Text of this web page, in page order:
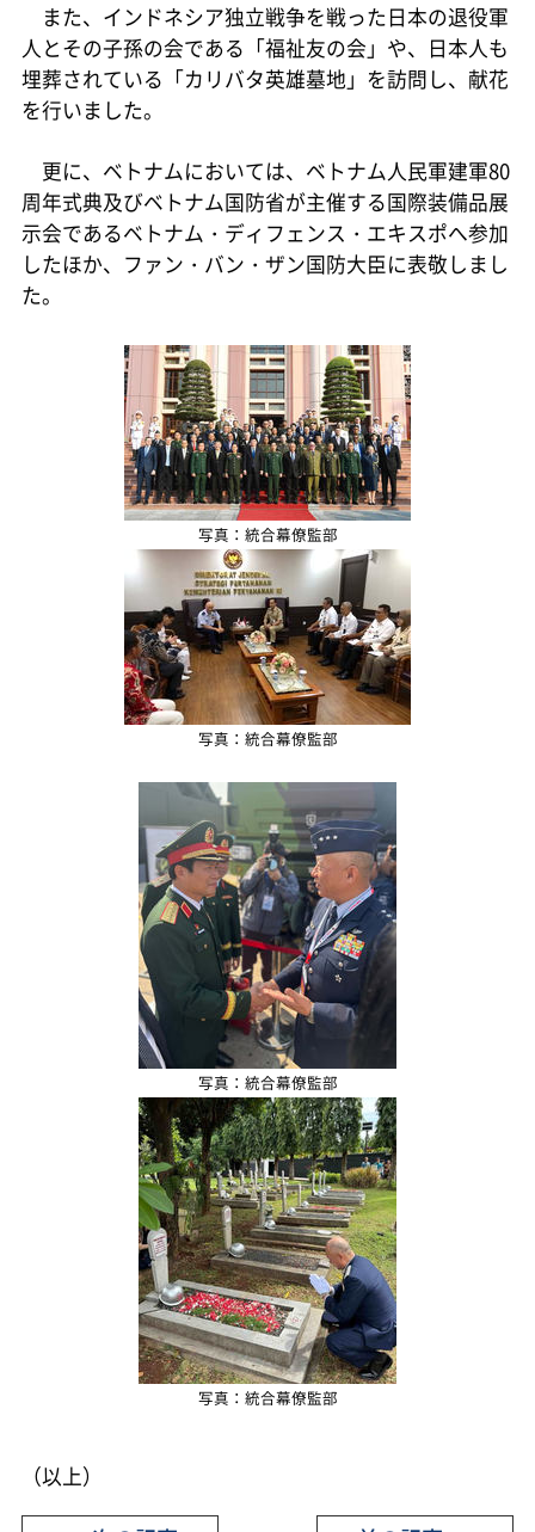
また、インドネシア独立戦争を戦った日本の退役軍
人とその子孫の会である「福祉友の会」や、日本人も
埋葬されている「カリバタ英雄墓地」を訪問し、献花
を行いました。
更に、ベトナムにおいては、ベトナム人民軍建軍80
周年式典及びベトナム国防省が主催する国際装備品展
示会であるベトナム・ディフェンス・エキスポへ参加
したほか、ファン・バン・ザン国防大臣に表敬しまし
た。
写真：統合幕僚監部
写真：統合幕僚監部
写真：統合幕僚監部
写真：統合幕僚監部
（以上）